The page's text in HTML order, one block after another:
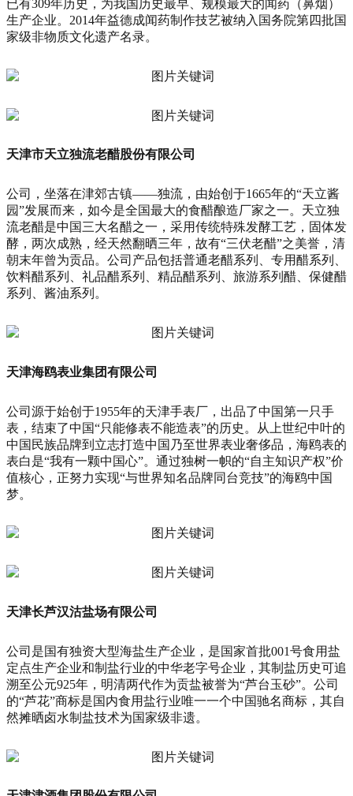
已有309年历史，为我国历史最早、规模最大的闻药（鼻烟）
生产企业。2014年益德成闻药制作技艺被纳入国务院第四批国
家级非物质文化遗产名录。
天津市天立独流老醋股份有限公司
公司，坐落在津郊古镇——独流，由始创于1665年的“天立酱
园”发展而来，如今是全国最大的食醋酿造厂家之一。天立独
流老醋是中国三大名醋之一，采用传统特殊发酵工艺，固体发
酵，两次成熟，经天然翻晒三年，故有“三伏老醋”之美誉，清
朝末年曾为贡品。公司产品包括普通老醋系列、专用醋系列、
饮料醋系列、礼品醋系列、精品醋系列、旅游系列醋、保健醋
系列、酱油系列。
天津海鸥表业集团有限公司
公司源于始创于1955年的天津手表厂，出品了中国第一只手
表，结束了中国“只能修表不能造表”的历史。从上世纪中叶的
中国民族品牌到立志打造中国乃至世界表业奢侈品，海鸥表的
表白是“我有一颗中国心”。通过独树一帜的“自主知识产权”价
值核心，正努力实现“与世界知名品牌同台竞技”的海鸥中国
梦。
天津长芦汉沽盐场有限公司
公司是国有独资大型海盐生产企业，是国家首批001号食用盐
定点生产企业和制盐行业的中华老字号企业，其制盐历史可追
溯至公元925年，明清两代作为贡盐被誉为“芦台玉砂”。公司
的“芦花”商标是国内食用盐行业唯一一个中国驰名商标，其自
然摊晒卤水制盐技术为国家级非遗。